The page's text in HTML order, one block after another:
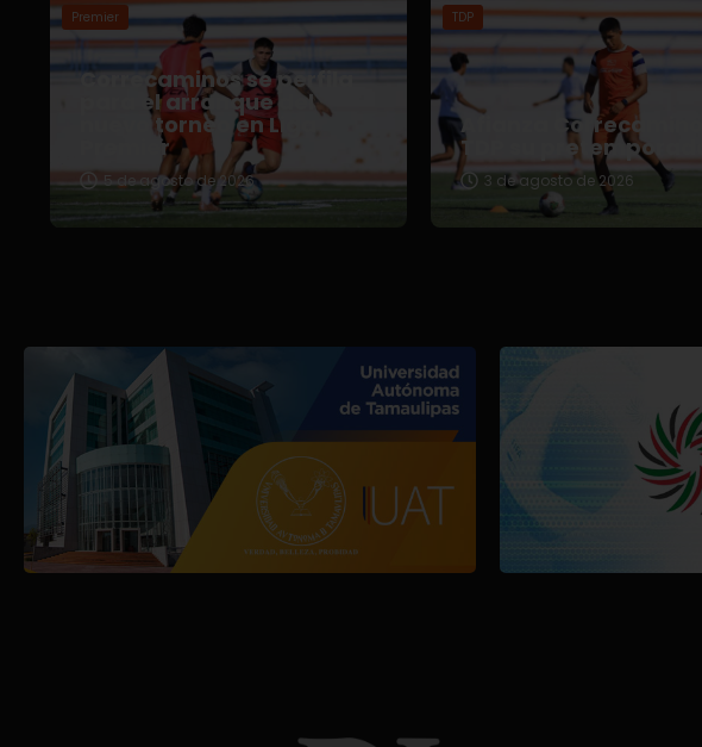
Premier
Correcaminos se perfila
para el arranque del
nuevo torneo en Liga
Premier
5 de agosto de 2026
TDP
Afianza Correcaminos
TDP su pretemporada
3 de agosto de 2026